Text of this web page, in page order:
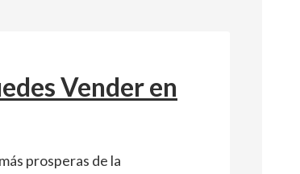
Vender en
prosperas de la